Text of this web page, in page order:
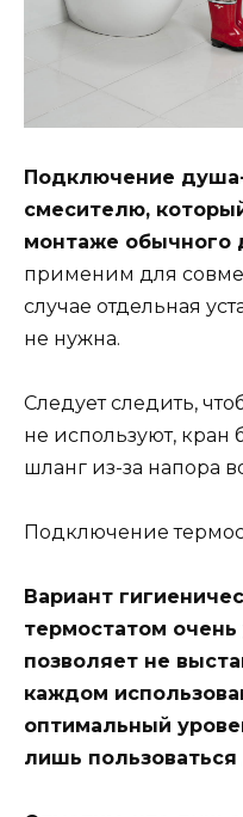
Подключение
смесителю,
монтаже обычного
применим для
случае отдельная
не нужна.
Следует следить,
не используют, кран
шланг из-за напора
Подключение
Вариант
термостатом
позволяет не
каждом
оптимальный
лишь